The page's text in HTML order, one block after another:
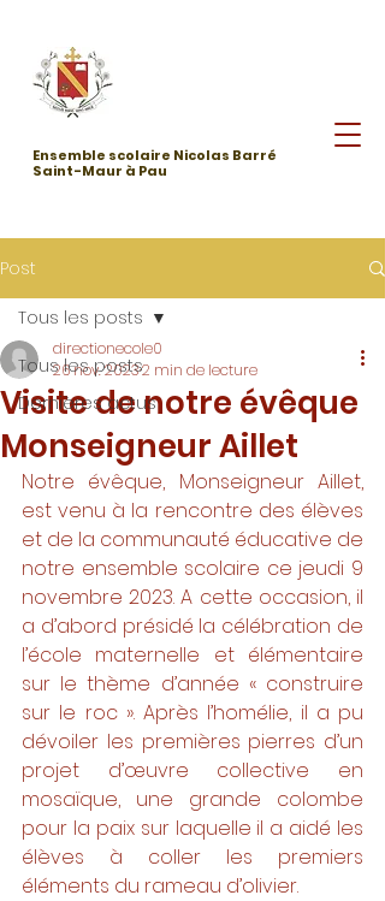
Ensemble scolaire Nicolas Barré
Saint-Maur à Pau
Post
Tous les posts
Dernières actus
Tous les posts
Visite de notre évêque
Monseigneur Aillet
directionecole0
26 nov. 20232 min de lecture
Notre évêque, Monseigneur Aillet,
est venu à la rencontre des élèves
et de la communauté éducative de
notre ensemble scolaire ce jeudi 9
novembre 2023. A cette occasion, il
a d’abord présidé la célébration de
l’école maternelle et élémentaire
sur le thème d’année « construire
sur le roc ». Après l’homélie, il a pu
dévoiler les premières pierres d’un
projet d’œuvre collective en
mosaïque, une grande colombe
pour la paix sur laquelle il a aidé les
élèves à coller les premiers
éléments du rameau d’olivier.